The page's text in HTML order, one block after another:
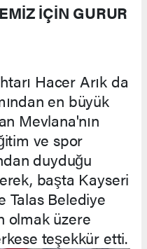
İÇİN GURUR
Hacer Arık da
en büyük
Mevlana'nın
ve spor
duyduğu
başta Kayseri
Talas Belediye
olmak üzere
teşekkür etti.